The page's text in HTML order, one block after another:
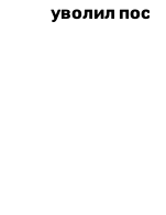
уволил